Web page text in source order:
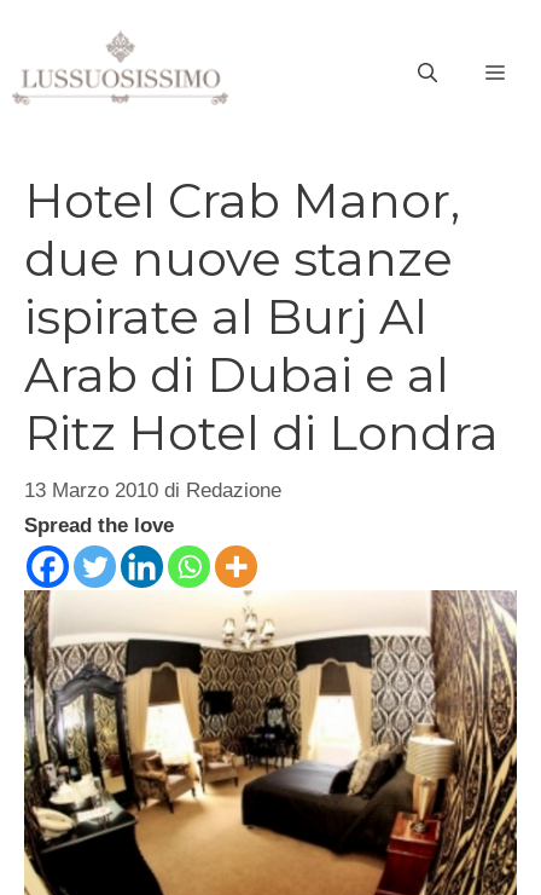
contenuto
Hotel Crab Manor,
due nuove stanze
ispirate al Burj Al
Arab di Dubai e al
Ritz Hotel di Londra
13 Marzo 2010 di Redazione
Spread the love